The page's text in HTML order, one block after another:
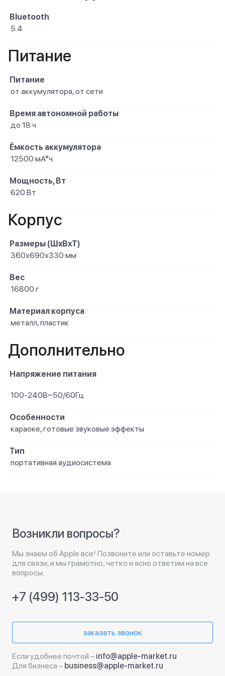
Bluetooth
5.4
Питание
Питание
от аккумулятора, от сети
Время автономной работы
до 18 ч
Ёмкость аккумулятора
12500 мА*ч
Мощность, Вт
620 Вт
Корпус
Размеры (ШxВxТ)
360х690х330 мм
Вес
16800 г
Материал корпуса
металл, пластик
Дополнительно
Напряжение питания
100-240В~50/60Гц
Особенности
караоке, готовые звуковые эффекты
Тип
портативная аудиосистема
Возникли вопросы?
Мы знаем об Apple все! Позвоните или оставьте номер
для связи, и мы грамотно, четко и ясно ответим на все
вопросы.
+7 (499) 113-33-50
заказать звонок
Если удобнее почтой – info@apple-market.ru
Для бизнеса – business@apple-market.ru